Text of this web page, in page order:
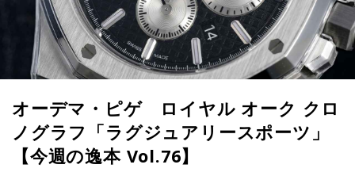
オーデマ・ピゲ ロイヤル オーク クロ
ノグラフ「ラグジュアリースポーツ」
【今週の逸本 Vol.76】